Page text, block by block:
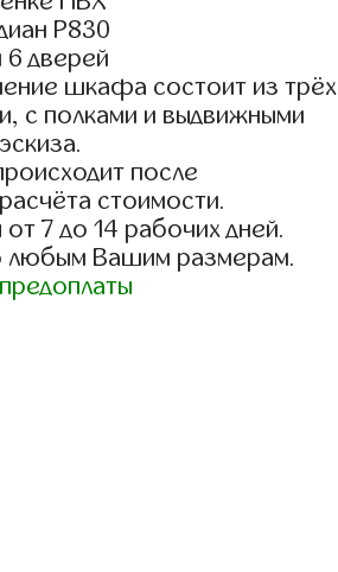
Р830
6 дверей
шкафа состоит из трёх
с полками и выдвижными
после
стоимости.
7 до 14 рабочих дней.
любым Вашим размерам.